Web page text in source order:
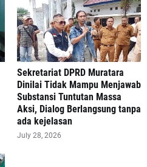
Sekretariat DPRD Muratara
Dinilai Tidak Mampu Menjawab
Substansi Tuntutan Massa
Aksi, Dialog Berlangsung tanpa
ada kejelasan
July 28, 2026